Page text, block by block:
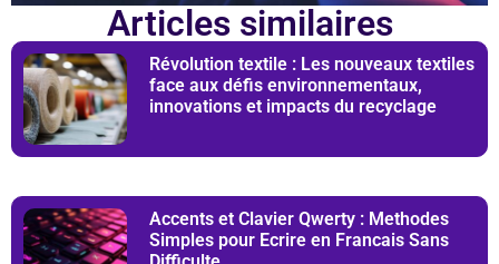
Articles similaires
Révolution textile : Les nouveaux textiles
face aux défis environnementaux,
innovations et impacts du recyclage
Accents et Clavier Qwerty : Methodes
Simples pour Ecrire en Francais Sans